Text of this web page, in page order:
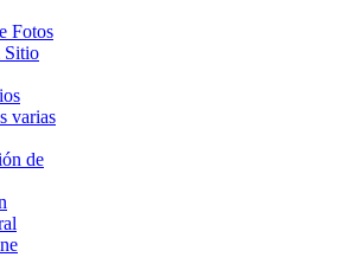
Fotos
Sitio
varias
de